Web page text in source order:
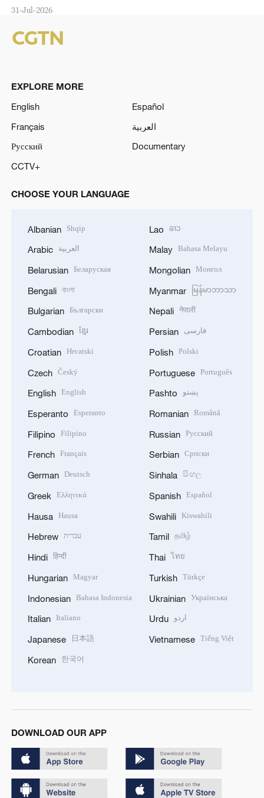
31-Jul-2026
EXPLORE MORE
English
Español
Français
العربية
Русский
Documentary
CCTV+
CHOOSE YOUR LANGUAGE
Albanian Shqip
Arabic العربية
Belarusian Беларуская
Bengali বাংলা
Bulgarian Български
Cambodian ខ្មែរ
Croatian Hrvatski
Czech Český
English English
Esperanto Esperanto
Filipino Filipino
French Français
German Deutsch
Greek Ελληνικά
Hausa Hausa
Hebrew עברית
Hindi हिन्दी
Hungarian Magyar
Indonesian Bahasa Indonesia
Italian Italiano
Japanese 日本語
Korean 한국어
Lao ລາວ
Malay Bahasa Melayu
Mongolian Монгол
Myanmar မြန်မာဘာသာ
Nepali नेपाली
Persian فارسی
Polish Polski
Portuguese Português
Pashto پښتو
Romanian Română
Russian Русский
Serbian Српски
Sinhala සිංහල
Spanish Español
Swahili Kiswahili
Tamil தமிழ்
Thai ไทย
Turkish Türkçe
Ukrainian Українська
Urdu اردو
Vietnamese Tiếng Việt
DOWNLOAD OUR APP